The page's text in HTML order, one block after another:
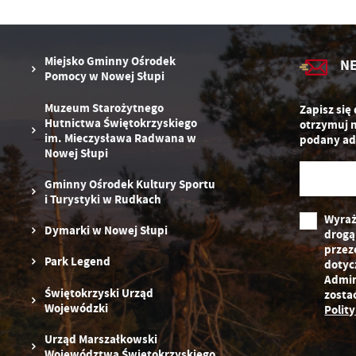
Miejsko Gminny Ośrodek
Pomocy w Nowej Słupi
Muzeum Starożytnego
Hutnictwa Świętokrzyskiego
im. Mieczysława Radwana w
Nowej Słupi
Gminny Ośrodek Kultury Sportu
i Turystyki w Rudkach
Dymarki w Nowej Słupi
Park Legend
Świętokrzyski Urząd
Wojewódzki
Urząd Marszałkowski
Zapisz
otrzymuj
podany